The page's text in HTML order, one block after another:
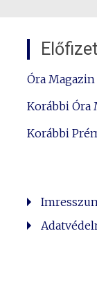
Óra
Korábbi Óra
Korábbi